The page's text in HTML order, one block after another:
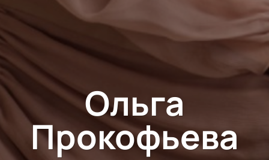
Ольга
Прокофьева